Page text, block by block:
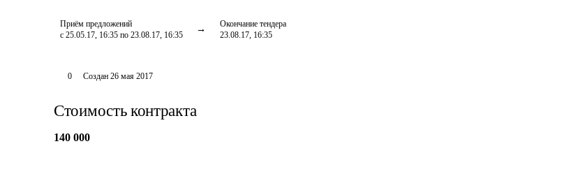
Приём предложений
с 25.05.17, 16:35 по 23.08.17, 16:35
Окончание тендера
23.08.17, 16:35
0 Создан 26 мая 2017
Стоимость контракта
140 000